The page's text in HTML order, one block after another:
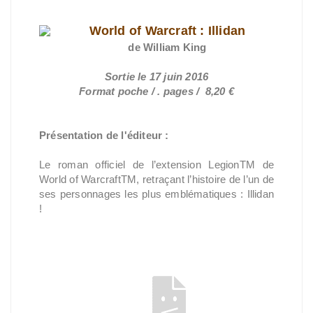
World of Warcraft : Illidan
de William King
Sortie le 17 juin 2016
Format poche / . pages / 8,20 €
Présentation de l'éditeur :
Le roman officiel de l’extension LegionTM de
World of WarcraftTM, retraçant l’histoire de l’un de
ses personnages les plus emblématiques : Illidan
!